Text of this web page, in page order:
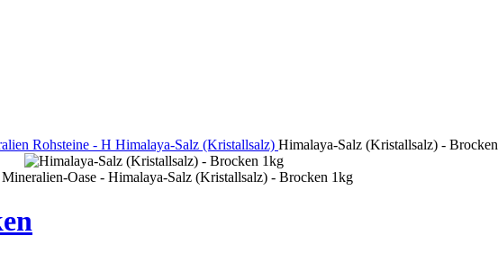
Rohsteine - H Himalaya-Salz (Kristallsalz) Himalaya-Salz (Kristallsalz) - Brocken
Oase - Himalaya-Salz (Kristallsalz) - Brocken 1kg